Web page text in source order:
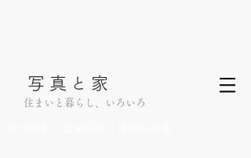
住まいと暮らし、いろいろ
写真 と 家